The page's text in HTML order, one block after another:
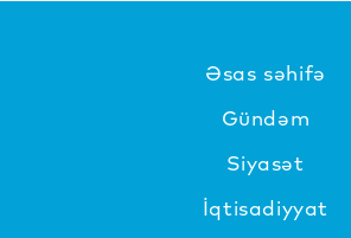
Əsas səhifə
Gündəm
Siyasət
İqtisadiyyat